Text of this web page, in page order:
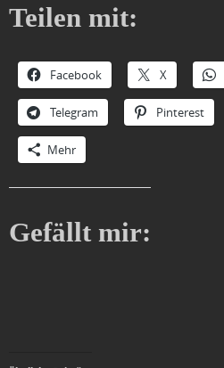
Teilen mit:
Facebook X
Telegram Pinterest
Mehr
Gefällt mir: